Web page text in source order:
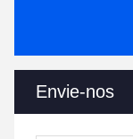
Envie-nos